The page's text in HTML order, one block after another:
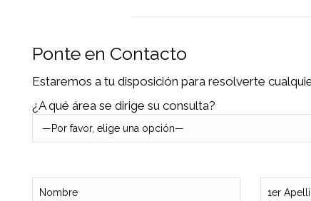
Ponte en Contacto
Estaremos a tu disposición para resolverte
¿A qué área se dirige su consulta?